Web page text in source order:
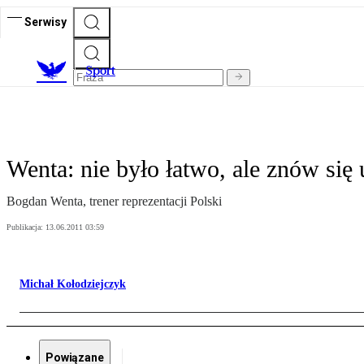
Serwisy
Sport
Wenta: nie było łatwo, ale znów się
Bogdan Wenta, trener reprezentacji Polski
Publikacja: 13.06.2011 03:59
Michał Kołodziejczyk
Powiązane